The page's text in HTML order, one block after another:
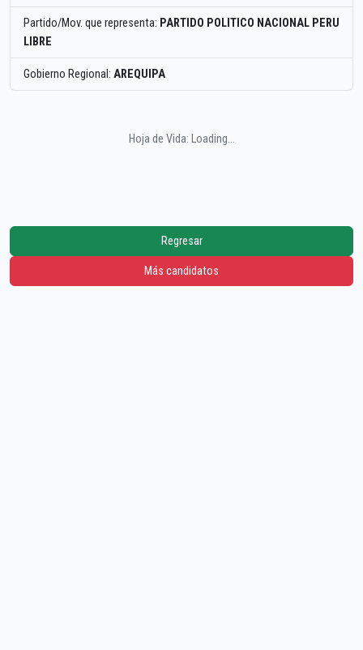
Partido/Mov. que representa: PARTIDO POLITICO NACIONAL PERU
LIBRE
Gobierno Regional: AREQUIPA
Hoja de Vida: Loading...
Regresar
Más candidatos